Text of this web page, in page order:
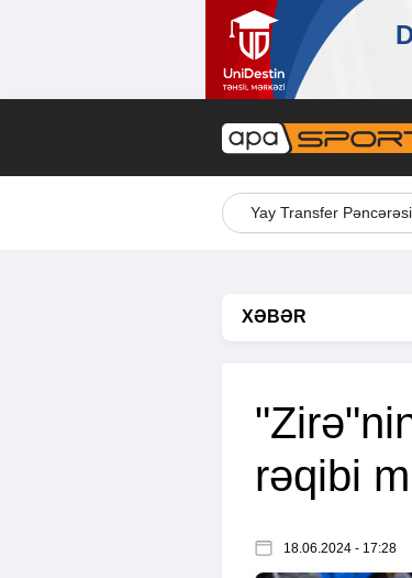
Yay Transfer Pəncərəsi
XƏBƏR
rəqibi
18.06.2024 - 17:28